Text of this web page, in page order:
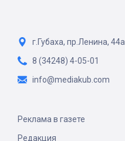
г.Губаха, пр.Ленина, 44а
8 (34248) 4-05-01
info@mediakub.com
Реклама в газете
Редакция